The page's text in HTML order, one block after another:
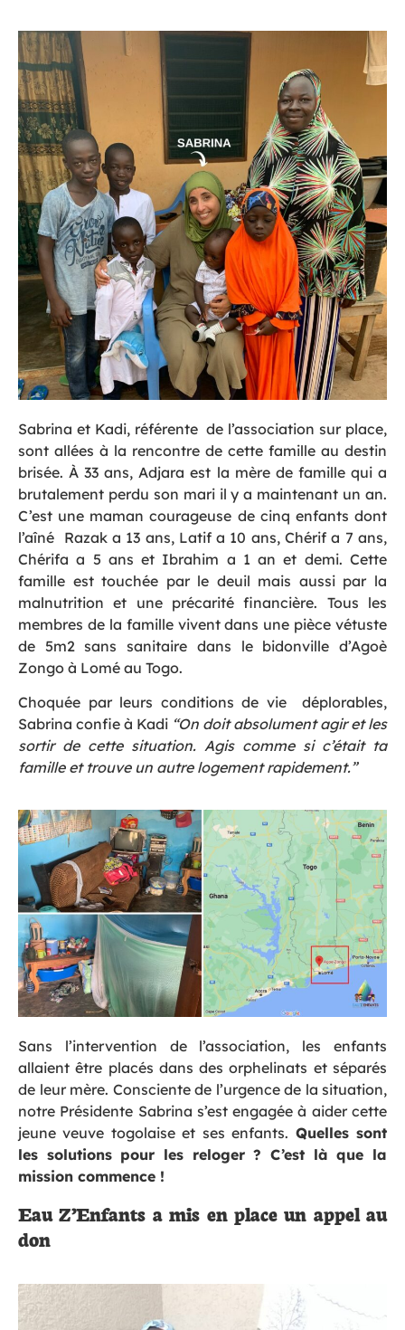
Sabrina et Kadi, référente de l’association sur place,
sont allées à la rencontre de cette famille au destin
brisée. À 33 ans, Adjara est la mère de famille qui a
brutalement perdu son mari il y a maintenant un an.
C’est une maman courageuse de cinq enfants dont
l’aîné Razak a 13 ans, Latif a 10 ans, Chérif a 7 ans,
Chérifa a 5 ans et Ibrahim a 1 an et demi. Cette
famille est touchée par le deuil mais aussi par la
malnutrition et une précarité financière. Tous les
membres de la famille vivent dans une pièce vétuste
de 5m2 sans sanitaire dans le bidonville d’Agoè
Zongo à Lomé au Togo.
Choquée par leurs conditions de vie déplorables,
Sabrina confie à Kadi “On doit absolument agir et les
sortir de cette situation. Agis comme si c’était ta
famille et trouve un autre logement rapidement.”
Sans l’intervention de l’association, les enfants
allaient être placés dans des orphelinats et séparés
de leur mère. Consciente de l’urgence de la situation,
notre Présidente Sabrina s’est engagée à aider cette
jeune veuve togolaise et ses enfants. Quelles sont
les solutions pour les reloger ? C’est là que la
mission commence !
Eau Z’Enfants a mis en place un appel au
don